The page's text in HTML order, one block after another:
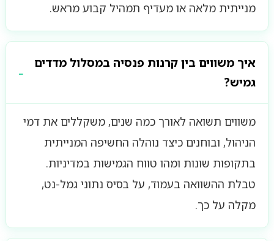
מנייתית מלאה או מעדיף תמהיל קבוע מראש.
איך משווים בין קרנות פנסיה במסלול מדדים
גמיש?
משווים תשואה לאורך כמה שנים, משקללים את דמי
הניהול, ובוחנים כיצד נוהלה החשיפה המנייתית
בתקופות שונות ומהו טווח הגמישות במדיניות.
טבלת ההשוואה בעמוד, על בסיס נתוני גמל-נט,
מקלה על כך.